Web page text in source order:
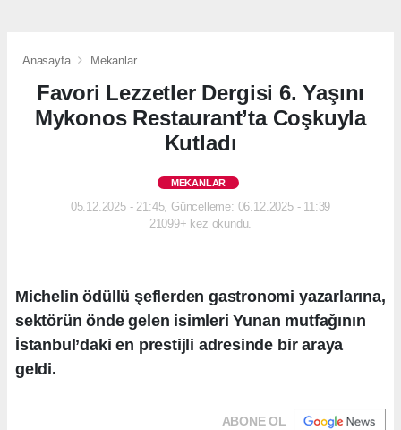
Anasayfa Mekanlar
Favori Lezzetler Dergisi 6. Yaşını
Mykonos Restaurant’ta Coşkuyla
Kutladı
MEKANLAR
05.12.2025 - 21:45, Güncelleme: 06.12.2025 - 11:39
21099+ kez okundu.
Michelin ödüllü şeflerden gastronomi yazarlarına,
sektörün önde gelen isimleri Yunan mutfağının
İstanbul’daki en prestijli adresinde bir araya
geldi.
ABONE OL